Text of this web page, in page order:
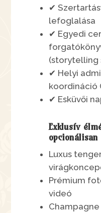
✔
lefoglalása
✔ Egyedi
(storytelling
✔ Helyi
koordináció
✔ Esküvői
Exklusív
opcionálisan
Luxus
Prémium
videó